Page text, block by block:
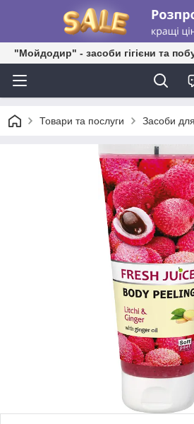
"Мойдодир" - засоби гігієни та
Товари та послуги Засоби